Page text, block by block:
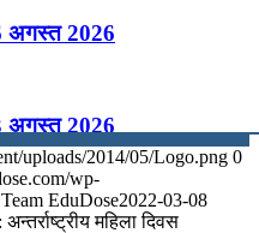
अगस्त 2026
अगस्त 2026
2026
uploads/2014/05/Logo.png 0
wp-
Team EduDose2022-03-08
अन्तर्राष्ट्रीय महिला दिवस